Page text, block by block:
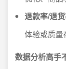
退款率/退
体验或质量
数据分析高手